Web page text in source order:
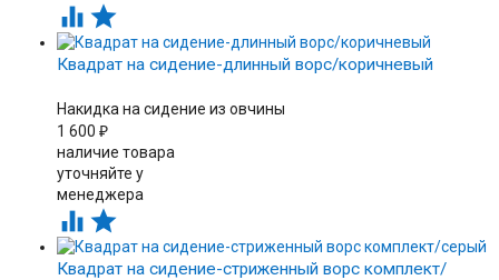
 
Квадрат на сидение-длинный ворс/коричневый
Накидка на сидение из овчины
1 600 ₽
наличие товара
уточняйте у
менеджера
 
Квадрат на сидение-стриженный ворс комплект/